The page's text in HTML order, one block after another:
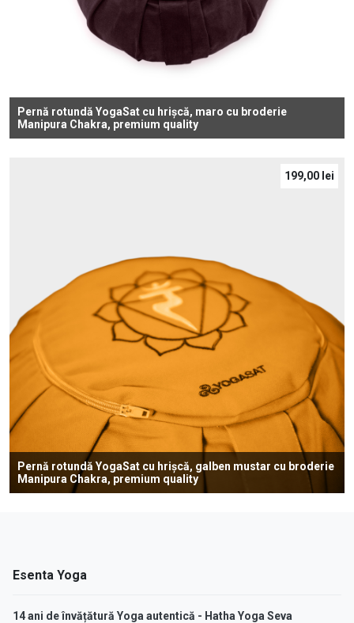
Pernă rotundă YogaSat cu hrișcă, maro cu broderie
Manipura Chakra, premium quality
Pernă rotundă YogaSat cu hrișcă, galben mustar cu broderie
Manipura Chakra, premium quality
199,00 lei
Esenta Yoga
14 ani de învățătură Yoga autentică - Hatha Yoga Seva